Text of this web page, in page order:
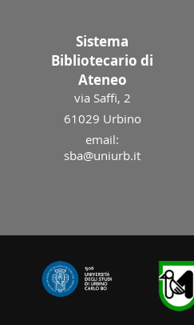
Sistema
Bibliotecario di
Ateneo
via Saffi, 2
61029 Urbino
email:
sba@uniurb.it